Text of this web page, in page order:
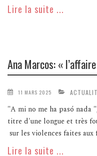
Lire la suite ...
Ana Marcos: «
11 MARS 2025
"A mi no me ha pasó
titre d'une longue et très
sur les violences faites aux
Lire la suite ...